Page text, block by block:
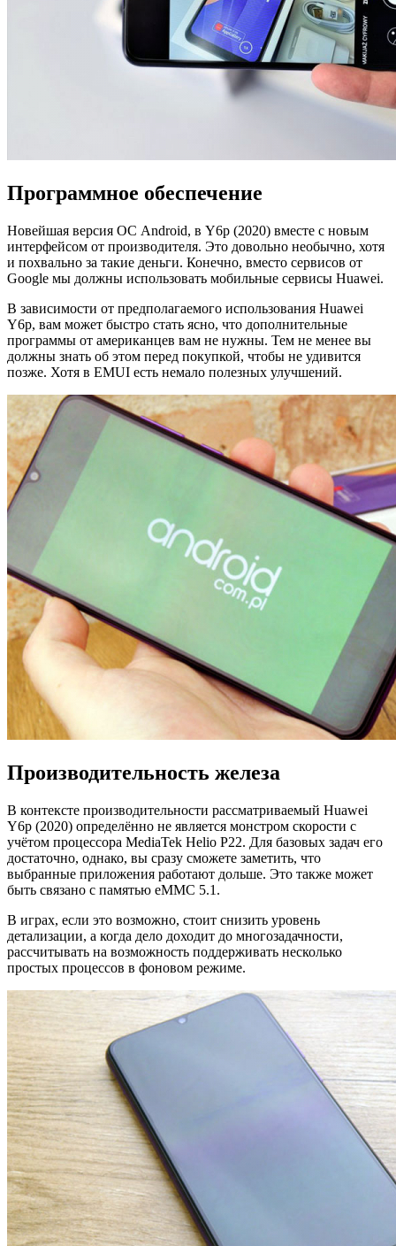
Программное обеспечение
Новейшая версия ОС Android, в Y6p (2020) вместе с новым
интерфейсом от производителя. Это довольно необычно, хотя
и похвально за такие деньги. Конечно, вместо сервисов от
Google мы должны использовать мобильные сервисы Huawei.
В зависимости от предполагаемого использования Huawei
Y6p, вам может быстро стать ясно, что дополнительные
программы от американцев вам не нужны. Тем не менее вы
должны знать об этом перед покупкой, чтобы не удивится
позже. Хотя в EMUI есть немало полезных улучшений.
Производительность железа
В контексте производительности рассматриваемый Huawei
Y6p (2020) определённо не является монстром скорости с
учётом процессора MediaTek Helio P22. Для базовых задач его
достаточно, однако, вы сразу сможете заметить, что
выбранные приложения работают дольше. Это также может
быть связано с памятью eMMC 5.1.
В играх, если это возможно, стоит снизить уровень
детализации, а когда дело доходит до многозадачности,
рассчитывать на возможность поддерживать несколько
простых процессов в фоновом режиме.